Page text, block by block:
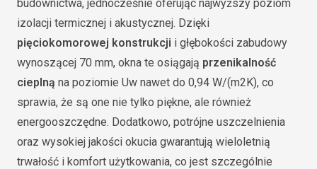
budownictwa, jednocześnie oferując najwyższy poziom
izolacji termicznej i akustycznej. Dzięki
pięciokomorowej konstrukcji i głębokości zabudowy
wynoszącej 70 mm, okna te osiągają przenikalność
cieplną na poziomie Uw nawet do 0,94 W/(m2K), co
sprawia, że są one nie tylko piękne, ale również
energooszczędne. Dodatkowo, potrójne uszczelnienia
oraz wysokiej jakości okucia gwarantują wieloletnią
trwałość i komfort użytkowania, co jest szczególnie